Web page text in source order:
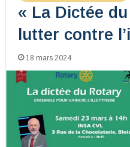
« La Dictée
lutter contre
18 mars 2024